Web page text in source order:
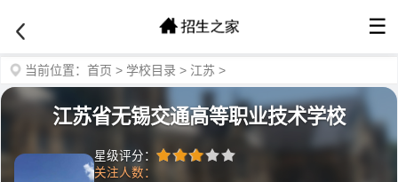
☰
当前位置： 首页 > 学校目录 > 江苏 >
江苏省无锡交通高等职业技术学校
星级评分：
关注人数：